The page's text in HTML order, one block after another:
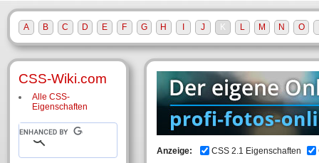
Anzeige: CSS 2.1 Eigenschaften
CSS-Wiki.com
Alle CSS-
Eigenschaften
A B C D E F G H J K L M N O